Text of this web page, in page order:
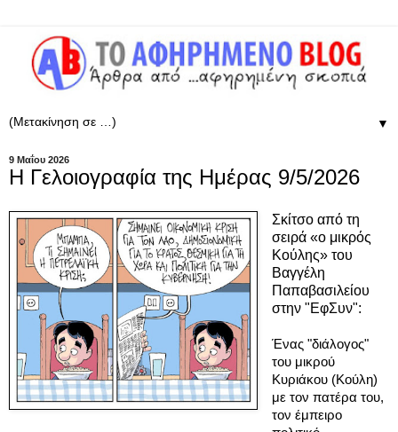
▼
9 Μαΐου 2026
Η Γελοιογραφία της Ημέρας 9/5/2026
Σκίτσο από τη
σειρά «ο μικρός
Κούλης» του
Βαγγέλη
Παπαβασιλείου
στην "ΕφΣυν":
Ένας "διάλογος"
του μικρού
Κυριάκου (Κούλη)
με τον πατέρα του,
τον έμπειρο